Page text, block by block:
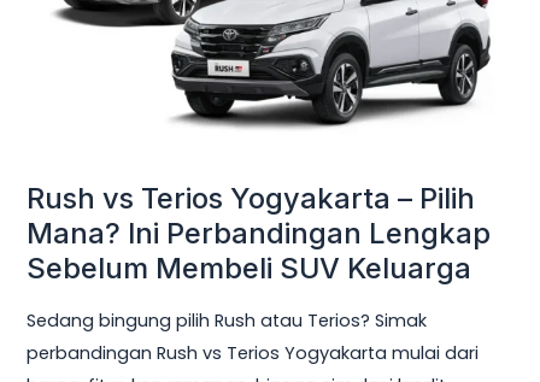
Rush vs Terios Yogyakarta – Pilih
Mana? Ini Perbandingan Lengkap
Sebelum Membeli SUV Keluarga
Sedang bingung pilih Rush atau Terios? Simak
perbandingan Rush vs Terios Yogyakarta mulai dari
Pilih
Membeli
SUV
Keluarga